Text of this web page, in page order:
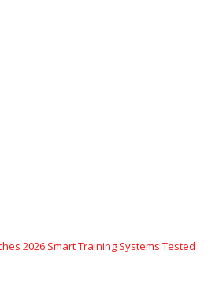
2026 Smart Training Systems Tested